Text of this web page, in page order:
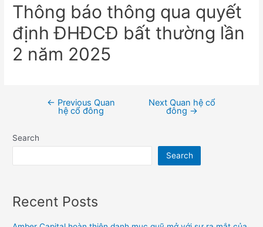
Thông báo thông qua quyết
định ĐHĐCĐ bất thường lần
2 năm 2025
navigation
← Previous Quan
hệ cổ đông
Next Quan hệ cổ
đông →
Search
Search
Recent Posts